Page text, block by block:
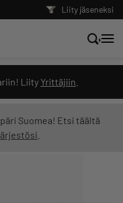
Liity jäseneksi
Liity Yrittäjiin
Suomea! Etsi täältä
sisältö